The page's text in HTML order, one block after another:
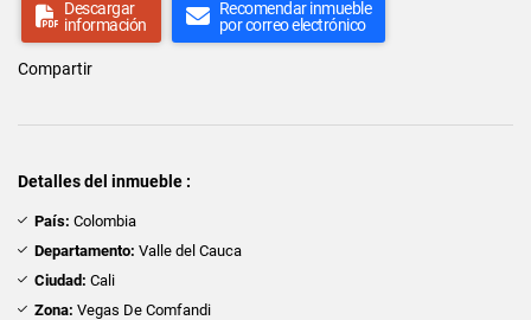
Descargar
información
Recomendar inmueble
por correo electrónico
Compartir
Detalles del inmueble :
País: Colombia
Departamento: Valle del Cauca
Ciudad: Cali
Zona: Vegas De Comfandi